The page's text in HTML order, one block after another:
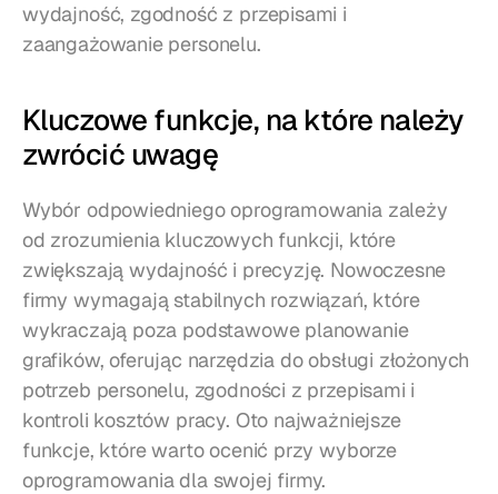
wydajność, zgodność z przepisami i
zaangażowanie personelu.
Kluczowe funkcje, na które należy
zwrócić uwagę
Wybór odpowiedniego oprogramowania zależy
od zrozumienia kluczowych funkcji, które
zwiększają wydajność i precyzję. Nowoczesne
firmy wymagają stabilnych rozwiązań, które
wykraczają poza podstawowe planowanie
grafików, oferując narzędzia do obsługi złożonych
potrzeb personelu, zgodności z przepisami i
kontroli kosztów pracy. Oto najważniejsze
funkcje, które warto ocenić przy wyborze
oprogramowania dla swojej firmy.